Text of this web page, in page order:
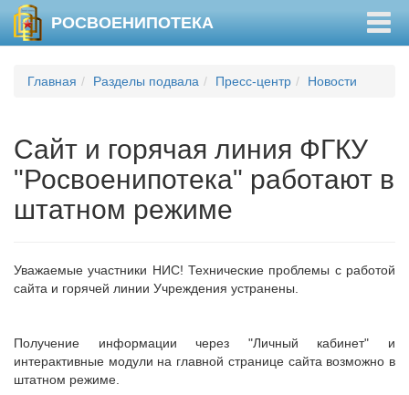
РОСВОЕНИПОТЕКА
Главная Разделы подвала Пресс-центр Новости
Сайт и горячая линия ФГКУ
"Росвоенипотека" работают в
штатном режиме
Уважаемые участники НИС! Технические проблемы с работой
сайта и горячей линии Учреждения устранены.
Получение информации через "Личный кабинет" и
интерактивные модули на главной странице сайта возможно в
штатном режиме.